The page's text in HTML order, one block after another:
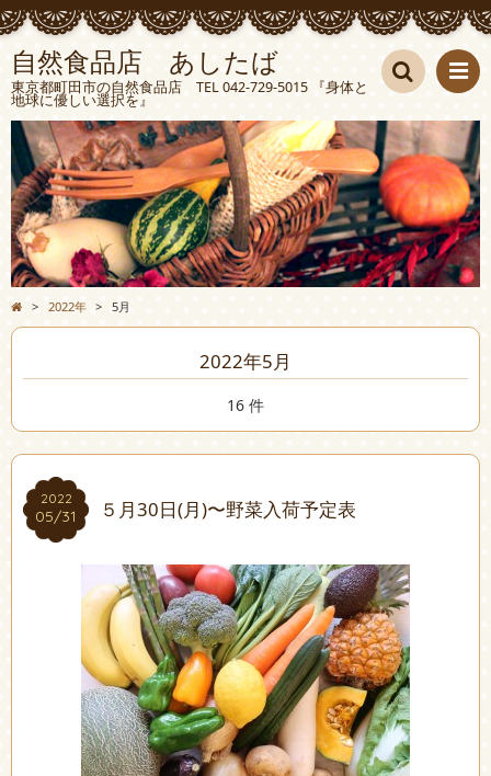
自然食品店 あしたば
東京都町田市の自然食品店 TEL 042-729-5015 『身体と
地球に優しい選択を』 検索
> 2022年 > 5月
2022年5月
16 件
2022
05/31
2022
05/31 ５月30日(月)〜野菜入荷予定表